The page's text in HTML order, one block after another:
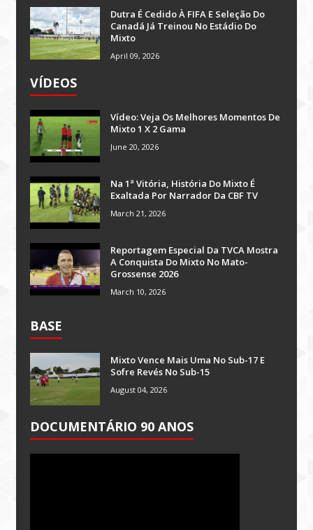
Dutra É Cedido À FIFA E Seleção Do
Canadá Já Treinou No Estádio Do
Mixto
April 09, 2026
VÍDEOS
Vídeo: Veja Os Melhores Momentos De
Mixto 1 X 2 Gama
June 20, 2026
Na 1ª Vitória, História Do Mixto É
Exaltada Por Narrador Da CBF TV
March 21, 2026
Reportagem Especial Da TVCA Mostra
A Conquista Do Mixto No Mato-
Grossense 2026
March 10, 2026
BASE
Mixto Vence Mais Uma No Sub-17 E
Sofre Revés No Sub-15
August 04, 2026
DOCUMENTÁRIO 90 ANOS